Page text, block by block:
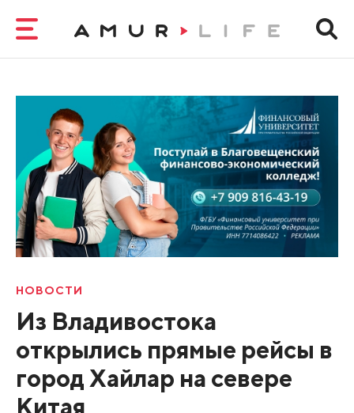
НОВОСТИ
Из Владивостока
открылись прямые рейсы в
город Хайлар на севере
Китая